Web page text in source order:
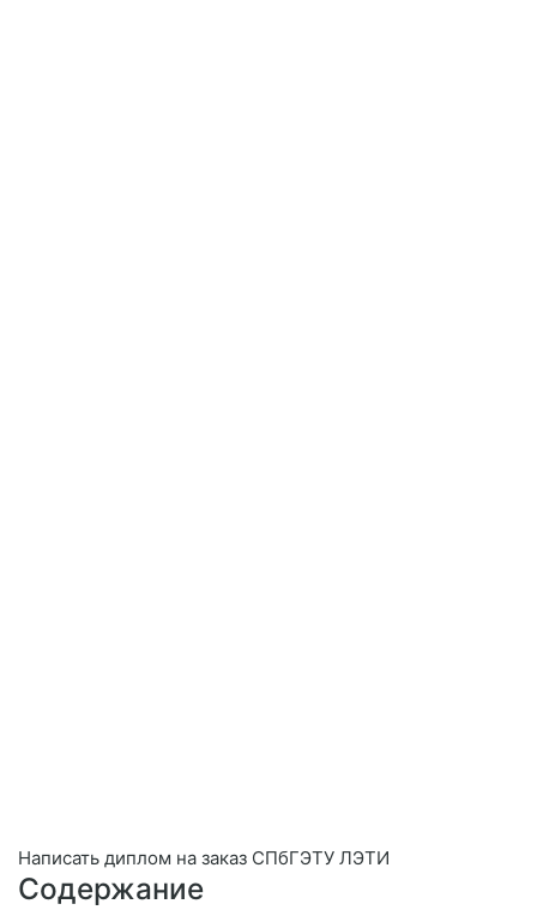
Написать диплом на заказ СПбГЭТУ ЛЭТИ
Содержание